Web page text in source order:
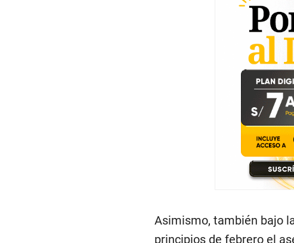
Asimismo, también bajo
perteneciente a la
Ponce Enríquez.